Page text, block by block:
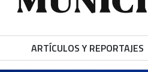
ARTÍCULOS Y REPORTAJES